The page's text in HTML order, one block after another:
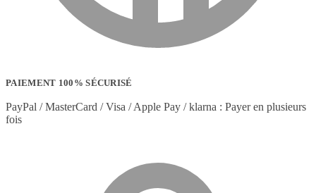
PAIEMENT 100% SÉCURISÉ
PayPal / MasterCard / Visa / Apple Pay / klarna : Payer en plusieurs
fois